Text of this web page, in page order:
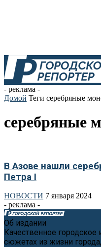
- реклама -
Домой Теги серебряные
серебряные
В Азове нашли
Петра I
НОВОСТИ 7 января 2024
- реклама -
Об издании
Качественное
сюжетах из жизни